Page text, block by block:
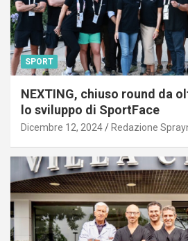
SPORT
NEXTING, chiuso round da
lo sviluppo di SportFace
Dicembre 12, 2024 Redazione